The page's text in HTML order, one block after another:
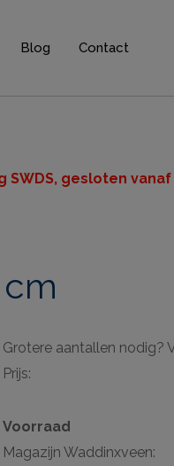
Blog Contact
SWDS, gesloten
Grotere aantallen nodig?
Prijs:
Voorraad
Magazijn Waddinxveen: